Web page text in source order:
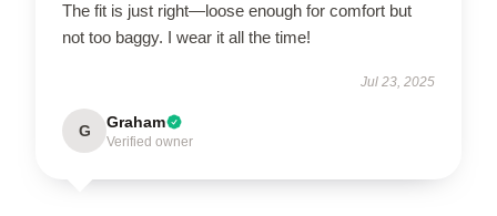
The fit is just right—loose enough for comfort but
not too baggy. I wear it all the time!
Jul 23, 2025
G Graham
Verified owner